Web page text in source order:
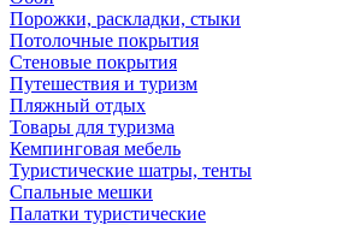
Порожки, раскладки, стыки
Потолочные покрытия
Стеновые покрытия
Путешествия и туризм
Пляжный отдых
Товары для туризма
Кемпинговая мебель
Туристические шатры, тенты
Спальные мешки
Палатки туристические